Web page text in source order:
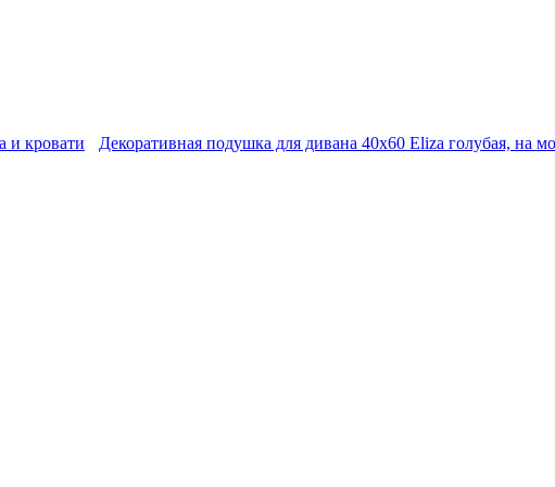
и кровати Декоративная подушка для дивана 40х60 Eliza голубая, на